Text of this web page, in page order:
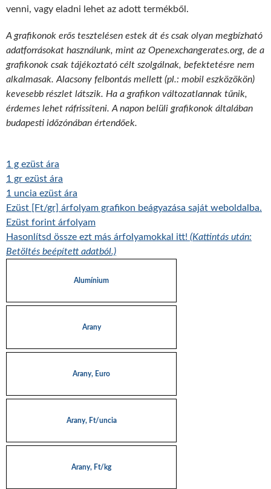
venni, vagy eladni lehet az adott termékből.
A grafikonok erős tesztelésen estek át és csak olyan megbízható
adatforrásokat használunk, mint az Openexchangerates.org, de a
grafikonok csak tájékoztató célt szolgálnak, befektetésre nem
alkalmasak. Alacsony felbontás mellett (pl.: mobil eszközökön)
kevesebb részlet látszik. Ha a grafikon változatlannak tűnik,
érdemes lehet ráfrissíteni. A napon belüli grafikonok általában
budapesti időzónában értendőek.
1 g ezüst ára
1 gr ezüst ára
1 uncia ezüst ára
Ezüst [Ft/gr] árfolyam grafikon beágyazása saját weboldalba.
Ezüst forint árfolyam
Hasonlítsd össze ezt más árfolyamokkal itt! (Kattintás után:
Betöltés beépített adatból.)
Alumínium
Arany
Arany, Euro
Arany, Ft/uncia
Arany, Ft/kg